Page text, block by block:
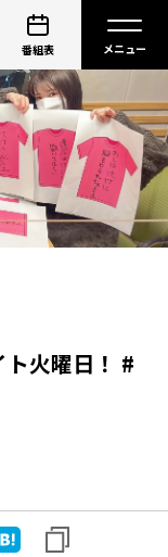
番組表
火曜日！ #